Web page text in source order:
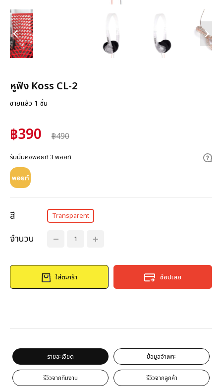
หูฟัง Koss CL-2
ขายแล้ว 1 ชิ้น
฿390 ฿490
รับมั่นคงพอยท์ 3 พอยท์
สี Transparent
จำนวน
ใส่ตะกร้า ช้อปเลย
รายละเอียด ข้อมูลจำเพาะ
รีวิวจากทีมงาน รีวิวจากลูกค้า